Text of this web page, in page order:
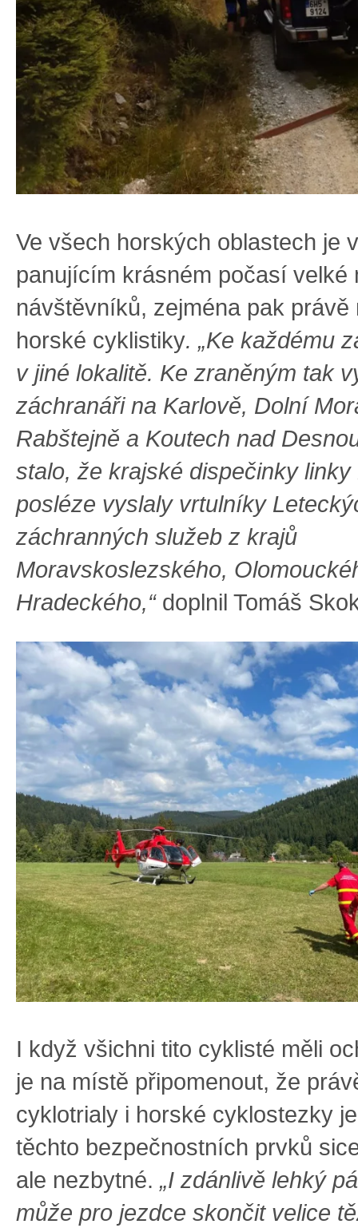
Ve všech horských oblastech je
panujícím krásném počasí velké
návštěvníků, zejména pak právě
horské cyklistiky. „Ke každému
v jiné lokalitě. Ke zraněným tak
záchranáři na Karlově, Dolní
Rabštejně a Koutech nad
stalo, že krajské dispečinky linky
posléze vyslaly vrtulníky
záchranných služeb z krajů
Moravskoslezského,
Hradeckého,“doplnil Tomáš
I když všichni tito cyklisté měli
je na místě připomenout, že
cyklotrialy i horské cyklostezky
těchto bezpečnostních prvků
ale nezbytné. „I zdánlivě lehký
může pro jezdce skončit velice